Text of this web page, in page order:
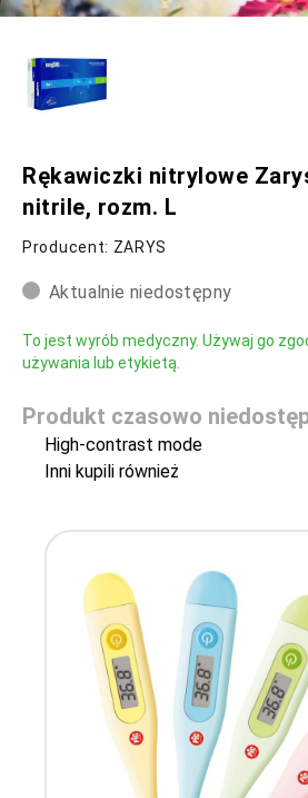
Rękawiczki nitrylowe
nitrile, rozm. L
Producent: ZARYS
Aktualnie niedostępny
To jest wyrób medyczny. Używaj go
używania lub etykietą.
Produkt czasowo
High-contrast mode
Inni kupili również